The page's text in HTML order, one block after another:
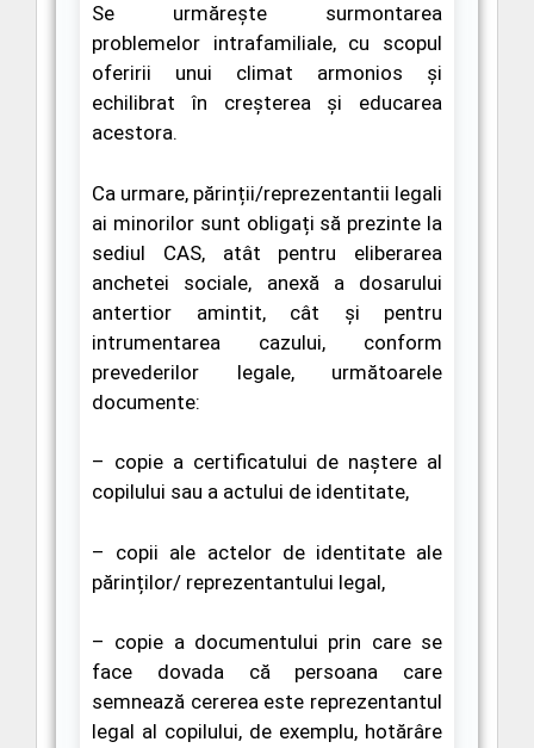
Se urmărește surmontarea
problemelor intrafamiliale, cu scopul
oferirii unui climat armonios şi
echilibrat în creşterea şi educarea
acestora.
Ca urmare, părinții/reprezentantii legali
ai minorilor sunt obligați să prezinte la
sediul CAS, atât pentru eliberarea
anchetei sociale, anexă a dosarului
antertior amintit, cât și pentru
intrumentarea cazului, conform
prevederilor legale, următoarele
documente:
– copie a certificatului de naștere al
copilului sau a actului de identitate,
– copii ale actelor de identitate ale
părinților/ reprezentantului legal,
– copie a documentului prin care se
face dovada că persoana care
semnează cererea este reprezentantul
legal al copilului, de exemplu, hotărâre